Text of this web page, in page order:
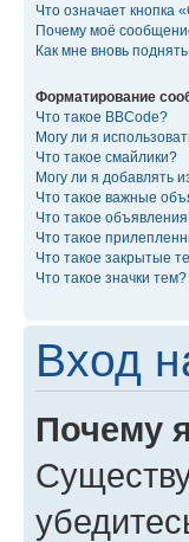
Что означает кнопка
Почему моё
Как мне вновь
Форматирование
Что такое BBCode?
Могу ли я
Что такое смайлики?
Могу ли я добавлять
Что такое важные
Что такое
Что такое
Что такое закрытые
Что такое значки тем?
Вход
Почему